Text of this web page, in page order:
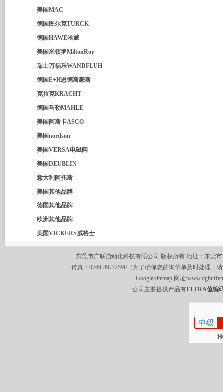
美国MAC
德国图尔克TURCK
德国HAWE哈威
美国米顿罗MiltonRoy
瑞士万福乐WANDFLUH
德国E+H恩德斯豪斯
克拉克KRACHT
德国马勒MAHLE
美国阿斯卡ASCO
美国nordson
美国VERSA电磁阀
美国DEUBLIN
意大利阿托斯
美国其他品牌
德国其他品牌
欧洲其他品牌
美国VICKERS威格士
东莞市广联自动化科技有限公司 版权所有 地址：东莞
传真：0769-89772590（为了确保您的询价单及时处理，
GoogleSitemap 网址:
公司主要提供产品有ELTRA值编